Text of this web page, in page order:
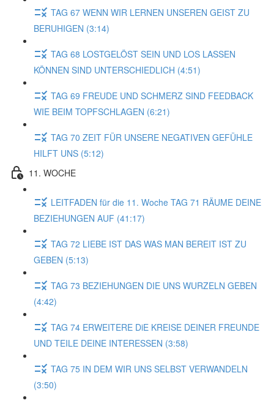
TAG 67 WENN WIR LERNEN UNSEREN GEIST ZU
BERUHIGEN (3:14)
TAG 68 LOSTGELÖST SEIN UND LOS LASSEN
KÖNNEN SIND UNTERSCHIEDLICH (4:51)
TAG 69 FREUDE UND SCHMERZ SIND FEEDBACK
WIE BEIM TOPFSCHLAGEN (6:21)
TAG 70 ZEIT FÜR UNSERE NEGATIVEN GEFÜHLE
HILFT UNS (5:12)
11. WOCHE
LEITFADEN für die 11. Woche TAG 71 RÄUME DEINE
BEZIEHUNGEN AUF (41:17)
TAG 72 LIEBE IST DAS WAS MAN BEREIT IST ZU
GEBEN (5:13)
TAG 73 BEZIEHUNGEN DIE UNS WURZELN GEBEN
(4:42)
TAG 74 ERWEITERE DiE KREISE DEINER FREUNDE
UND TEILE DEINE INTERESSEN (3:58)
TAG 75 IN DEM WIR UNS SELBST VERWANDELN
(3:50)